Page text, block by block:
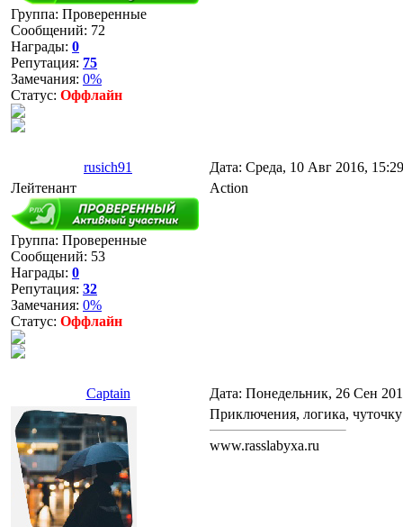
Группа: Проверенные
Сообщений: 72
Награды: 0
Репутация: 75
Замечания: 0%
Статус: Оффлайн
rusich91
Дата: Среда, 10 Авг 2016,
Лейтенант
Группа: Проверенные
Сообщений: 53
Награды: 0
Репутация: 32
Замечания: 0%
Статус: Оффлайн
Action
Captain Дата: Понедельник, 26 Сен
Приключения, логика,
www.rasslabyxa.ru